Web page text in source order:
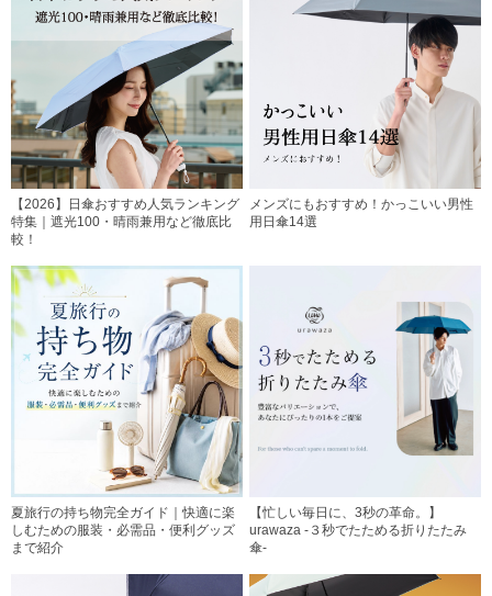
【2026】日傘おすすめ人気ランキング
特集｜遮光100・晴雨兼用など徹底比
較！
メンズにもおすすめ！かっこいい男性
用日傘14選
夏旅行の持ち物完全ガイド｜快適に楽
しむための服装・必需品・便利グッズ
まで紹介
【忙しい毎日に、3秒の革命。】
urawaza -３秒でたためる折りたたみ
傘-